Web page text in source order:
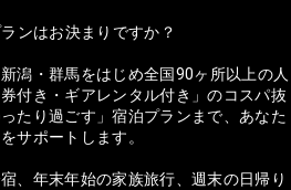
ンはお決まりですか？
潟・群馬をはじめ全国90ヶ所以上の人
付き・ギアレンタル付き」のコスパ抜
たり過ごす」宿泊プランまで、あなた
サポートします。
、年末年始の家族旅行、週末の日帰り